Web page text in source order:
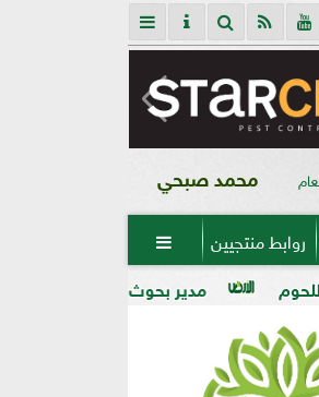
محمد صبحي
روابط منتجيين 
بحوث أمراض النباتات: التغيرات المناخية